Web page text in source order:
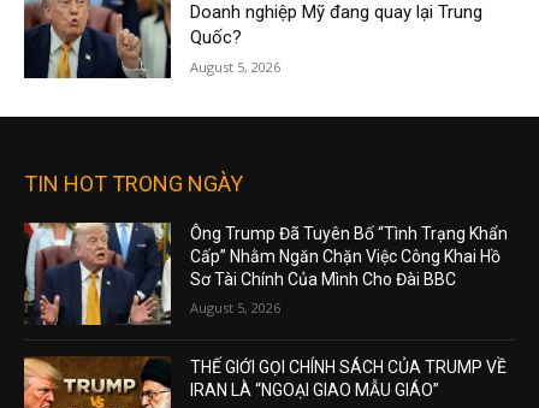
Doanh nghiệp Mỹ đang quay lại Trung
Quốc?
August 5, 2026
TIN HOT TRONG NGÀY
Ông Trump Đã Tuyên Bố “Tình Trạng Khẩn
Cấp” Nhằm Ngăn Chặn Việc Công Khai Hồ
Sơ Tài Chính Của Mình Cho Đài BBC
August 5, 2026
THẾ GIỚI GỌI CHÍNH SÁCH CỦA TRUMP VỀ
IRAN LÀ “NGOẠI GIAO MẪU GIÁO”